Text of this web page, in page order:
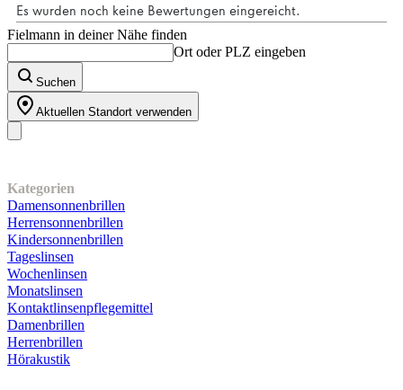
Fielmann in deiner Nähe finden
Ort oder PLZ eingeben
Suchen
Aktuellen Standort verwenden
Kategorien
Damensonnenbrillen
Herrensonnenbrillen
Kindersonnenbrillen
Tageslinsen
Wochenlinsen
Monatslinsen
Kontaktlinsenpflegemittel
Damenbrillen
Herrenbrillen
Hörakustik